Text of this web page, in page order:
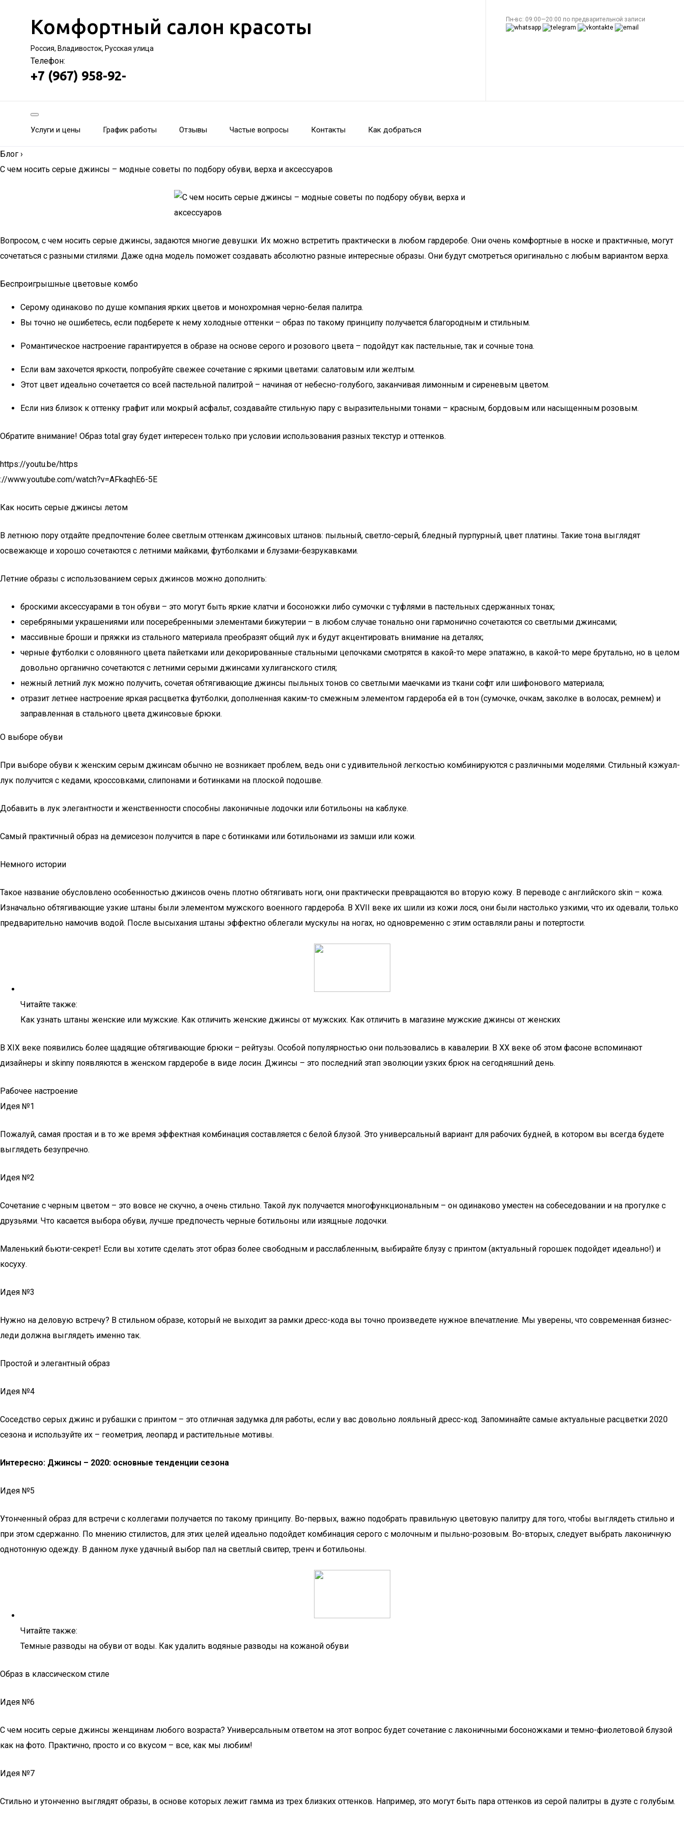
Комфортный салон красоты
Россия, Владивосток, Русская улица
Телефон:
+7 (967) 958-92-
Пн-вс: 09:00—20:00 по предварительной записи
Услуги и цены График работы Отзывы Частые вопросы Контакты Как добраться
Блог ›
С чем носить серые джинсы – модные советы по подбору обуви, верха и аксессуаров
Вопросом, с чем носить серые джинсы, задаются многие девушки. Их можно встретить практически в любом гардеробе. Они очень комфортные в носке и практичные, могут
сочетаться с разными стилями. Даже одна модель поможет создавать абсолютно разные интересные образы. Они будут смотреться оригинально с любым вариантом верха.
Беспроигрышные цветовые комбо
Серому одинаково по душе компания ярких цветов и монохромная черно-белая палитра.
Вы точно не ошибетесь, если подберете к нему холодные оттенки – образ по такому принципу получается благородным и стильным.
Романтическое настроение гарантируется в образе на основе серого и розового цвета – подойдут как пастельные, так и сочные тона.
Если вам захочется яркости, попробуйте свежее сочетание с яркими цветами: салатовым или желтым.
Этот цвет идеально сочетается со всей пастельной палитрой – начиная от небесно-голубого, заканчивая лимонным и сиреневым цветом.
Если низ близок к оттенку графит или мокрый асфальт, создавайте стильную пару с выразительными тонами – красным, бордовым или насыщенным розовым.
Обратите внимание! Образ total gray будет интересен только при условии использования разных текстур и оттенков.
https://youtu.be/https
://www.youtube.com/watch?v=AFkaqhE6-5E
Как носить серые джинсы летом
В летнюю пору отдайте предпочтение более светлым оттенкам джинсовых штанов: пыльный, светло-серый, бледный пурпурный, цвет платины. Такие тона выглядят
освежающе и хорошо сочетаются с летними майками, футболками и блузами-безрукавками.
Летние образы с использованием серых джинсов можно дополнить:
броскими аксессуарами в тон обуви – это могут быть яркие клатчи и босоножки либо сумочки с туфлями в пастельных сдержанных тонах;
серебряными украшениями или посеребренными элементами бижутерии – в любом случае тонально они гармонично сочетаются со светлыми джинсами;
массивные броши и пряжки из стального материала преобразят общий лук и будут акцентировать внимание на деталях;
черные футболки с оловянного цвета пайетками или декорированные стальными цепочками смотрятся в какой-то мере эпатажно, в какой-то мере брутально, но в целом
довольно органично сочетаются с летними серыми джинсами хулиганского стиля;
нежный летний лук можно получить, сочетая обтягивающие джинсы пыльных тонов со светлыми маечками из ткани софт или шифонового материала;
отразит летнее настроение яркая расцветка футболки, дополненная каким-то смежным элементом гардероба ей в тон (сумочке, очкам, заколке в волосах, ремнем) и
заправленная в стального цвета джинсовые брюки.
О выборе обуви
При выборе обуви к женским серым джинсам обычно не возникает проблем, ведь они с удивительной легкостью комбинируются с различными моделями. Стильный кэжуал-
лук получится с кедами, кроссовками, слипонами и ботинками на плоской подошве.
Добавить в лук элегантности и женственности способны лаконичные лодочки или ботильоны на каблуке.
Самый практичный образ на демисезон получится в паре с ботинками или ботильонами из замши или кожи.
Немного истории
Такое название обусловлено особенностью джинсов очень плотно обтягивать ноги, они практически превращаются во вторую кожу. В переводе с английского skin – кожа.
Изначально обтягивающие узкие штаны были элементом мужского военного гардероба. В XVII веке их шили из кожи лося, они были настолько узкими, что их одевали, только
предварительно намочив водой. После высыхания штаны эффектно облегали мускулы на ногах, но одновременно с этим оставляли раны и потертости.
Читайте также:
Как узнать штаны женские или мужские. Как отличить женские джинсы от мужских. Как отличить в магазине мужские джинсы от женских
В XIX веке появились более щадящие обтягивающие брюки – рейтузы. Особой популярностью они пользовались в кавалерии. В ХХ веке об этом фасоне вспоминают
дизайнеры и skinny появляются в женском гардеробе в виде лосин. Джинсы – это последний этап эволюции узких брюк на сегодняшний день.
Рабочее настроение
Идея №1
Пожалуй, самая простая и в то же время эффектная комбинация составляется с белой блузой. Это универсальный вариант для рабочих будней, в котором вы всегда будете
выглядеть безупречно.
Идея №2
Сочетание с черным цветом – это вовсе не скучно, а очень стильно. Такой лук получается многофункциональным – он одинаково уместен на собеседовании и на прогулке с
друзьями. Что касается выбора обуви, лучше предпочесть черные ботильоны или изящные лодочки.
Маленький бьюти-секрет! Если вы хотите сделать этот образ более свободным и расслабленным, выбирайте блузу с принтом (актуальный горошек подойдет идеально!) и
косуху.
Идея №3
Нужно на деловую встречу? В стильном образе, который не выходит за рамки дресс-кода вы точно произведете нужное впечатление. Мы уверены, что современная бизнес-
леди должна выглядеть именно так.
Простой и элегантный образ
Идея №4
Соседство серых джинс и рубашки с принтом – это отличная задумка для работы, если у вас довольно лояльный дресс-код. Запоминайте самые актуальные расцветки 2020
сезона и используйте их – геометрия, леопард и растительные мотивы.
Интересно: Джинсы – 2020: основные тенденции сезона
Идея №5
Утонченный образ для встречи с коллегами получается по такому принципу. Во-первых, важно подобрать правильную цветовую палитру для того, чтобы выглядеть стильно и
при этом сдержанно. По мнению стилистов, для этих целей идеально подойдет комбинация серого с молочным и пыльно-розовым. Во-вторых, следует выбрать лаконичную
однотонную одежду. В данном луке удачный выбор пал на светлый свитер, тренч и ботильоны.
Читайте также:
Темные разводы на обуви от воды. Как удалить водяные разводы на кожаной обуви
Образ в классическом стиле
Идея №6
С чем носить серые джинсы женщинам любого возраста? Универсальным ответом на этот вопрос будет сочетание с лаконичными босоножками и темно-фиолетовой блузой
как на фото. Практично, просто и со вкусом – все, как мы любим!
Идея №7
Стильно и утонченно выглядят образы, в основе которых лежит гамма из трех близких оттенков. Например, это могут быть пара оттенков из серой палитры в дуэте с голубым.